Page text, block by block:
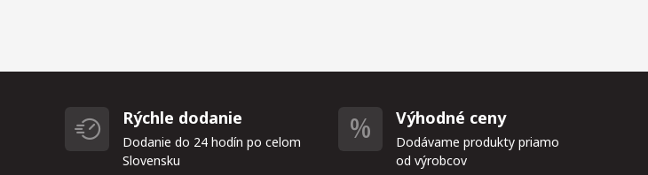
Rýchle dodanie
Dodanie do 24 hodín po celom
Slovensku
Výhodné ceny
Dodávame produkty priamo
od výrobcov